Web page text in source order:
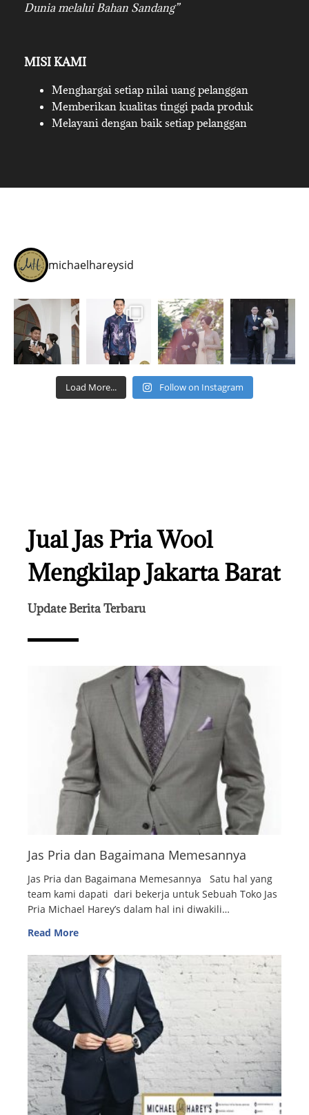
Dunia melalui Bahan Sandang”
MISI KAMI
Menghargai setiap nilai uang pelanggan
Memberikan kualitas tinggi pada produk
Melayani dengan baik setiap pelanggan
michaelhareysid
Load More... Follow on Instagram
Jual Jas Pria Wool
Mengkilap Jakarta Barat
Update Berita Terbaru
Jas Pria dan Bagaimana Memesannya
Jas Pria dan Bagaimana Memesannya Satu hal yang
team kami dapati dari bekerja untuk Sebuah Toko Jas
Pria Michael Harey’s dalam hal ini diwakili…
Read More